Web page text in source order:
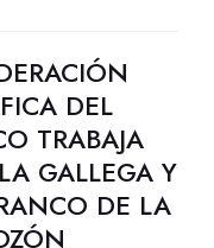
DEL
TRABAJA
GALLEGA Y
DE LA